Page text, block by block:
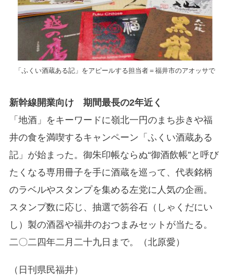
「ふくい酒蔵ある記」をアピールする担当者＝福井市のアオッサで
新幹線開業向け 期間最長の2年近く
「地酒」をキーワードに嶺北一円のまち歩きや福
井の食を満喫するキャンペーン「ふくい酒蔵ある
記」が始まった。御朱印帳ならぬ“御酒飲帳”と呼び
たくなる専用冊子を手に酒蔵を巡って、代表銘柄
のラベルやスタンプを集める左党に人気の企画。
スタンプ数に応じ、抽選で笏谷石（しゃくだにい
し）製の酒器や福井のおつまみセットが当たる。
二〇二四年二月二十九日まで。（北原愛）
（日刊県民福井）